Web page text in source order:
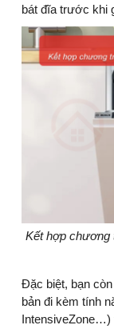
bát đĩa trước khi
Kết hợp chương
Đặc biệt, bạn
bản đi kèm tính
IntensiveZone…)